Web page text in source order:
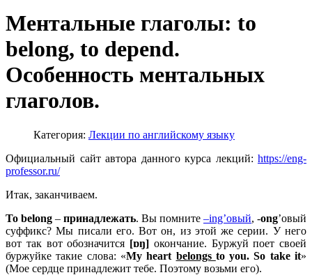
Ментальные глаголы: to
belong, to depend.
Особенность ментальных
глаголов.
Категория: Лекции по английскому языку
Официальный сайт автора данного курса лекций: https://eng-
professor.ru/
Итак, заканчиваем.
To belong – принадлежать. Вы помните –ing’овый, -ong’овый
суффикс? Мы писали его. Вот он, из этой же серии. У него
вот так вот обозначится [ɒŋ] окончание. Буржуй поет своей
буржуйке такие слова: «Myheart belongs toyou.So takeit»
(Мое сердце принадлежит тебе. Поэтому возьми его).